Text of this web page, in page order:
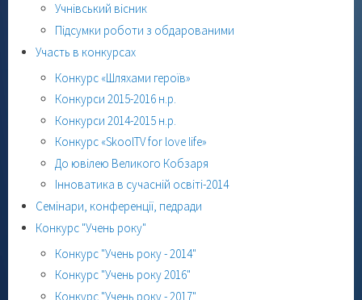
Учнівський вісник
Підсумки роботи з обдарованими
Участь в конкурсах
Конкурс «Шляхами героїв»
Конкурси 2015-2016 н.р.
Конкурси 2014-2015 н.р.
Конкурс «SkoolTV for love life»
До ювілею Великого Кобзаря
Інноватика в сучасній освіті-2014
Семінари, конференції, педради
Конкурс "Учень року"
Конкурс "Учень року - 2014"
Конкурс "Учень року 2016"
Конкурс "Учень року - 2017"